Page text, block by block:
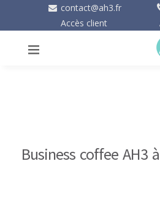
contact@ah3.fr
Accès client
Business coffee AH3